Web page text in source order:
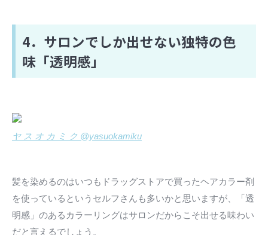
4．サロンでしか出せない独特の色
味「透明感」
ヤ ス オ カ ミ ク @yasuokamiku
髪を染めるのはいつもドラッグストアで買ったヘアカラー剤
を使っているというセルフさんも多いかと思いますが、「透
明感」のあるカラーリングはサロンだからこそ出せる味わい
だと言えるでしょう。